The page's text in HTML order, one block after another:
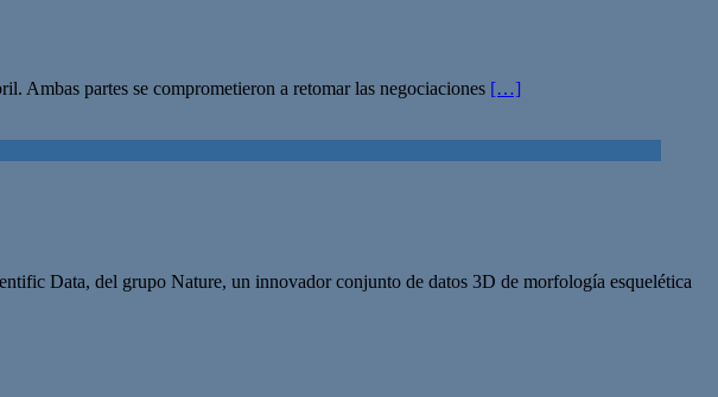
Ambas partes se comprometieron a retomar las negociaciones […]
Data, del grupo Nature, un innovador conjunto de datos 3D de morfología esquelética